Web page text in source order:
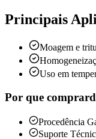
Principais
Moagem e
Uso em
Por que comprar
Procedência
Suporte